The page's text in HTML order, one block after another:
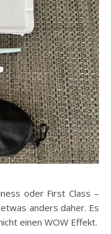
oder First Class –
anders daher. Es
einen WOW Effekt.